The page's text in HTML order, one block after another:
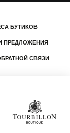
БУТИКОВ
ПРЕДЛОЖЕНИЯ
СВЯЗИ